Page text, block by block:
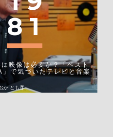
8 1
映像は必要か？「ベスト
」で気づいたテレビと音楽
か とも彦